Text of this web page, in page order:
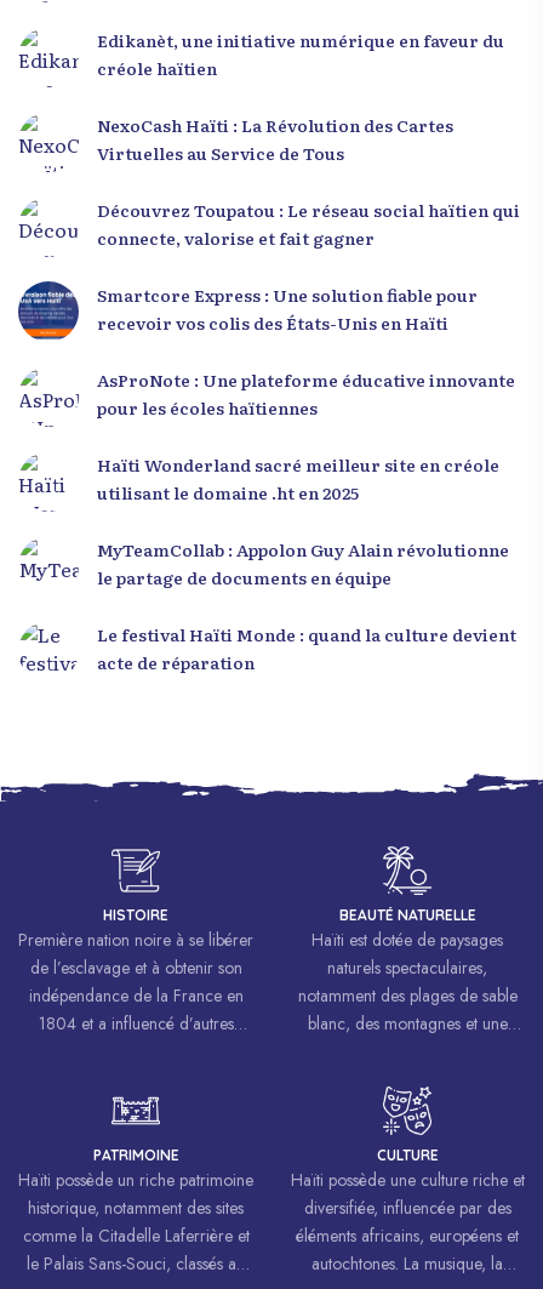
Edikanèt, une initiative numérique en faveur du
créole haïtien
NexoCash Haïti : La Révolution des Cartes
Virtuelles au Service de Tous
Découvrez Toupatou : Le réseau social haïtien qui
connecte, valorise et fait gagner
Smartcore Express : Une solution fiable pour
recevoir vos colis des États-Unis en Haïti
AsProNote : Une plateforme éducative innovante
pour les écoles haïtiennes
Haïti Wonderland sacré meilleur site en créole
utilisant le domaine .ht en 2025
MyTeamCollab : Appolon Guy Alain révolutionne
le partage de documents en équipe
Le festival Haïti Monde : quand la culture devient
acte de réparation
HISTOIRE
Première nation noire à se libérer
de l’esclavage et à obtenir son
indépendance de la France en
1804 et a influencé d’autres
luttes pour la liberté et l’égalité.
BEAUTÉ NATURELLE
Haïti est dotée de paysages
naturels spectaculaires,
notamment des plages de sable
blanc, des montagnes et une
PATRIMOINE
Haïti possède un riche patrimoine
historique, notamment des sites
comme la Citadelle Laferrière et
le Palais Sans-Souci, classés au
CULTURE
Haïti possède une culture riche et
diversifiée, influencée par des
éléments africains, européens et
autochtones. La musique, la